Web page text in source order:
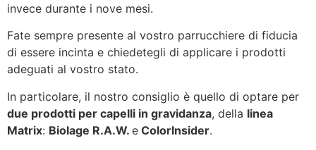
invece durante i nove mesi.
Fate sempre presente al vostro parrucchiere di fiducia
di essere incinta e chiedetegli di applicare i prodotti
adeguati al vostro stato.
In particolare, il nostro consiglio è quello di optare per
due prodotti per capelli in gravidanza, della linea
Matrix: Biolage R.A.W. e ColorInsider.